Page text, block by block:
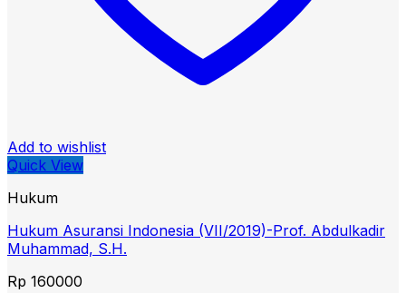
Add to wishlist
Quick View
Hukum
Hukum Asuransi Indonesia (VII/2019)-Prof. Abdulkadir
Muhammad, S.H.
Rp 160000